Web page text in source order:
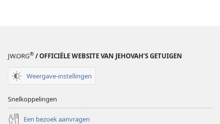
JW.ORG® / OFFICIËLE WEBSITE VAN JEHOVAH’S GETUIGEN
Weergave-instellingen
Snelkoppelingen
Een bezoek aanvragen